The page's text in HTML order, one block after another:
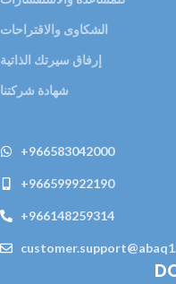
الشكاوى والاقتراحات
إرفاق سيرتك الذاتية
شهادة شركتنا
+966583042000
+966599922190
+966148259314